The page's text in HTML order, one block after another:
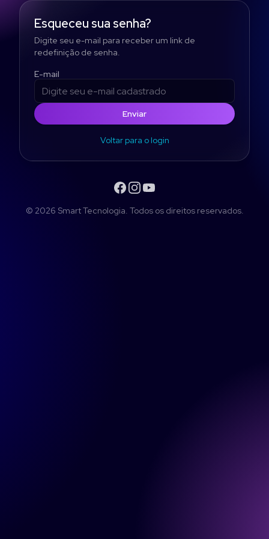
Esqueceu sua senha?
Digite seu e-mail para receber um link de
redefinição de senha.
E-mail
Enviar
Voltar para o login
Facebook
Instagram
YouTube
© 2026 Smart Tecnologia. Todos os direitos reservados.